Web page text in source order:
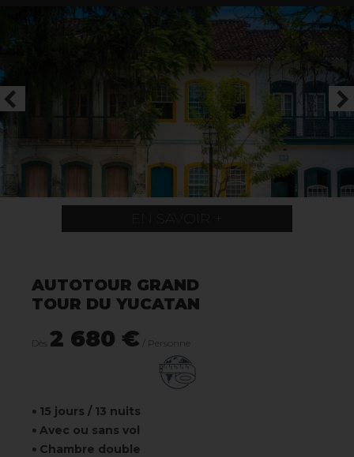
EN SAVOIR +
AUTOTOUR GRAND
TOUR DU YUCATAN
Dès 2 680 € / Personne
15 jours / 13 nuits
Avec ou sans vol
Chambre double